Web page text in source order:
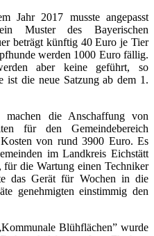
Jahr 2017 musste angepasst
Muster des Bayerischen
beträgt künftig 40 Euro je Tier
werden 1000 Euro fällig.
aber keine geführt, so
ist die neue Satzung ab dem 1.
machen die Anschaffung von
für den Gemeindebereich
von rund 3900 Euro. Es
im Landkreis Eichstätt
für die Wartung einen Techniker
das Gerät für Wochen in die
genehmigten einstimmig den
Blühflächen” wurde